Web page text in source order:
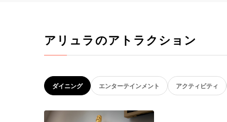
アリュラのアトラクション
ダイニング エンターテインメント アクティビティ